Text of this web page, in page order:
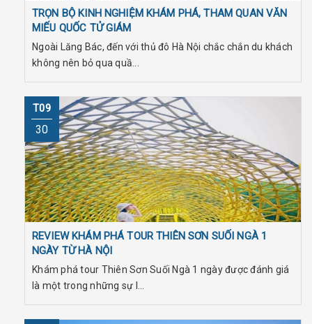
TRỌN BỘ KINH NGHIỆM KHÁM PHÁ, THAM QUAN VĂN
MIẾU QUỐC TỬ GIÁM
Ngoài Lăng Bác, đến với thủ đô Hà Nội chắc chắn du khách
không nên bỏ qua quầ...
T09
30
REVIEW KHÁM PHÁ TOUR THIÊN SƠN SUỐI NGÀ 1
NGÀY TỪ HÀ NỘI
Khám phá tour Thiên Sơn Suối Ngà 1 ngày được đánh giá
là một trong những sự l...